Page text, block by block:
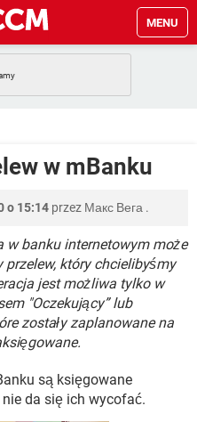
MENU
NETFLIX
WHATSAPP
NETFLIX
FACEBOOK
NETFLIX
FACEBOOK
TIKTOK
WHATSAPP
NETFLIX
FACEBOOK
TIKTOK
NETFLIX
FACEBOOK
w mBanku
o 15:14 przez Макс Вега .
banku internetowym może
przelew, który chcielibyśmy
jest możliwa tylko w
"Oczekujący” lub
zostały zaplanowane na
są księgowane
da się ich wycofać.